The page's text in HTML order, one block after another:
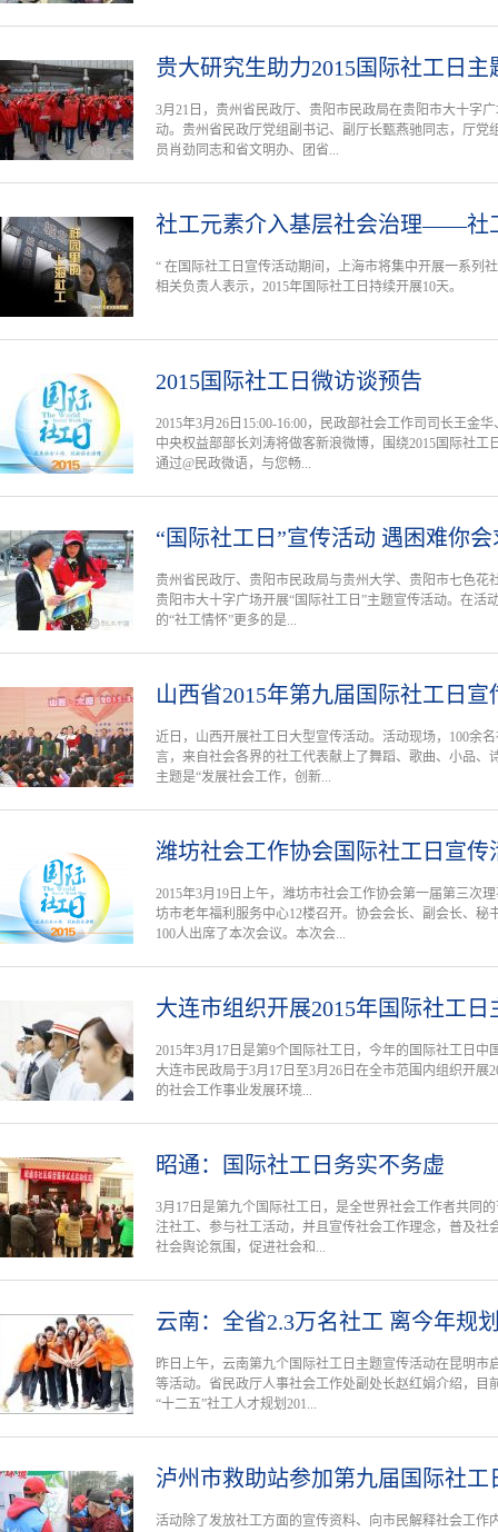
贵大研究生助力2015国际社工日主
3月21日，贵州省民政厅、贵阳市民政局在贵阳市大十字
动。贵州省民政厅党组副书记、副厅长甄燕驰同志，厅党
员肖劲同志和省文明办、团省...
社工元素介入基层社会治理——社
“ 在国际社工日宣传活动期间，上海市将集中开展一系列
相关负责人表示，2015年国际社工日持续开展10天。
2015国际社工日微访谈预告
2015年3月26日15:00-16:00，民政部社会工作司司长王金
中央权益部部长刘涛将做客新浪微博，围绕2015国际社工
通过@民政微语，与您畅...
“国际社工日”宣传活动 遇困难你
贵州省民政厅、贵阳市民政局与贵州大学、贵阳市七色花
贵阳市大十字广场开展“国际社工日”主题宣传活动。在活
的“社工情怀”更多的是...
山西省2015年第九届国际社工日宣
近日，山西开展社工日大型宣传活动。活动现场，100余
言，来自社会各界的社工代表献上了舞蹈、歌曲、小品、
主题是“发展社会工作，创新...
潍坊社会工作协会国际社工日宣传
2015年3月19日上午，潍坊市社会工作协会第一届第三次
坊市老年福利服务中心12楼召开。协会会长、副会长、秘
100人出席了本次会议。本次会...
大连市组织开展2015年国际社工日
2015年3月17日是第9个国际社工日，今年的国际社工日中
大连市民政局于3月17日至3月26日在全市范围内组织开展
的社会工作事业发展环境...
昭通：国际社工日务实不务虚
3月17日是第九个国际社工日，是全世界社会工作者共同
注社工、参与社工活动，并且宣传社会工作理念，普及社
社会舆论氛围，促进社会和...
云南：全省2.3万名社工 离今年规
昨日上午，云南第九个国际社工日主题宣传活动在昆明市
等活动。省民政厅人事社会工作处副处长赵红娟介绍，目
“十二五”社工人才规划201...
泸州市救助站参加第九届国际社工
活动除了发放社工方面的宣传资料、向市民解释社会工作